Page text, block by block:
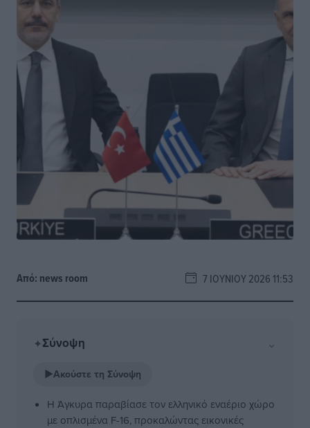
Από: news room 7 ΙΟΥΝΊΟΥ 2026 11:53
✦Σύνοψη ⌄
▶Ακούστε τη Σύνοψη
Η Άγκυρα παραβίασε τον ελληνικό εναέριο χώρο
με οπλισμένα F-16, προκαλώντας εικονικές